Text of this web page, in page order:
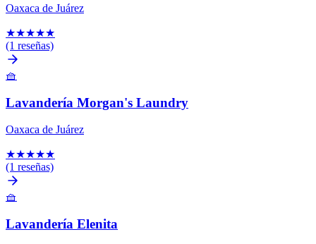
Oaxaca de Juárez
★★★★★
(1 reseñas)
🧺
Lavandería Morgan's Laundry
Oaxaca de Juárez
★★★★★
(1 reseñas)
🧺
Lavandería Elenita